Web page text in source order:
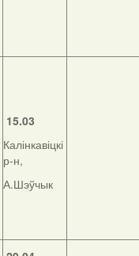
15.03
Калінкавіцкі
р-н,
А.Шэўчык